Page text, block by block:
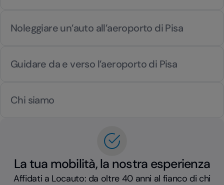
Noleggiare un’auto all’aeroporto di Pisa
Guidare da e verso l’aeroporto di Pisa
Chi siamo
La tua mobilità, la nostra esperienza
Affidati a Locauto: da oltre 40 anni al fianco di chi